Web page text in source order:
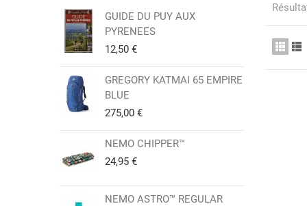
GUIDE DU PUY AUX
PYRENEES
12,50 €
GREGORY KATMAI 65 EMPIRE
BLUE
275,00 €
NEMO CHIPPER™
24,95 €
NEMO ASTRO™ REGULAR